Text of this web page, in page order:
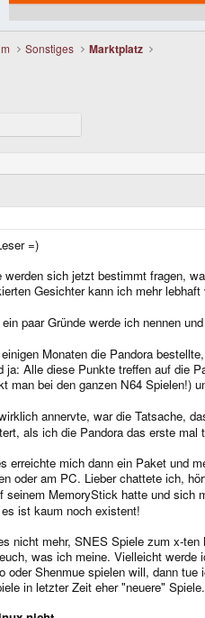
Sonstiges Marktplatz
=)
werden sich jetzt bestimmt fragen,
Gesichter kann ich mehr lebhaft
paar Gründe werde ich nennen
Monaten die Pandora
ja: Alle diese Punkte treffen auf die
man bei den ganzen N64 Spielen!)
annervte, war die Tatsache,
als ich die Pandora das erste
erreichte mich dann ein Paket und
oder am PC. Lieber chattete ich,
seinem MemoryStick hatte und
ist kaum noch existent!
nicht mehr, SNES Spiele zum x-
was ich meine. Vielleicht
oder Shenmue spielen will, dann
in letzter Zeit eher "neuere"